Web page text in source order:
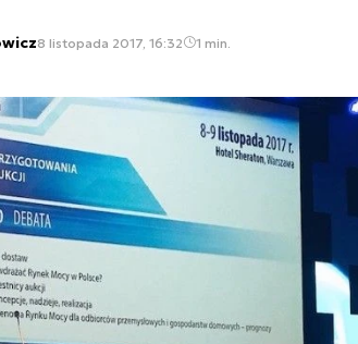
8 listopada 2017, 16:32 1 min.